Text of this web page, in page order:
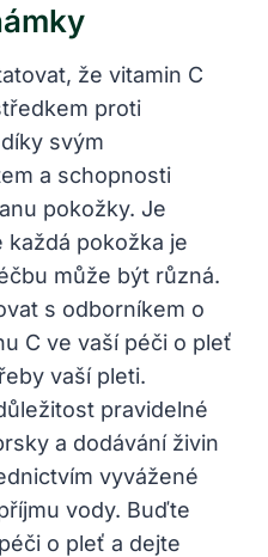
že vitamin C
proti
svým
a schopnosti
pokožky. Je
pokožka je
může být různá.
s odborníkem o
C ve vaší péči o pleť
vaší pleti.
pravidelné
a dodávání živin
vyvážené
vody. Buďte
o pleť a dejte